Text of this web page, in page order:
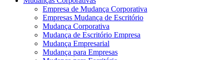
Empresa de Mudança Corporativa
Empresas Mudança de Escritório
Mudança Corporativa
Mudança de Escritório Empresa
Mudança Empresarial
Mudança para Empresas